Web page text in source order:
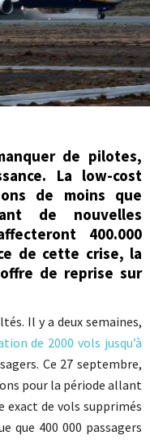
de pilotes,
La low-cost
de moins que
de nouvelles
400.000
de cette crise, la
de reprise sur
Il y a deux semaines,
de 2000 vols jusqu’à
Ce 27 septembre,
pour la période allant
exact de vols supprimés
que 400 000 passagers